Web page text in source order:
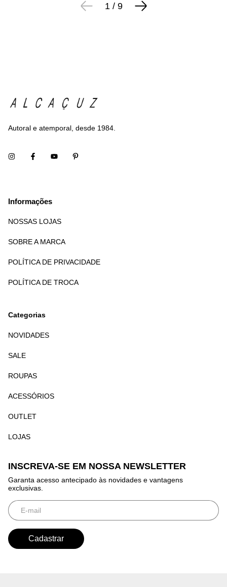
1 / 9
Autoral e atemporal, desde 1984.
Informações
NOSSAS LOJAS
SOBRE A MARCA
POLÍTICA DE PRIVACIDADE
POLÍTICA DE TROCA
Categorias
NOVIDADES
SALE
ROUPAS
ACESSÓRIOS
OUTLET
LOJAS
INSCREVA-SE EM NOSSA NEWSLETTER
Garanta acesso antecipado às novidades e vantagens
exclusivas.